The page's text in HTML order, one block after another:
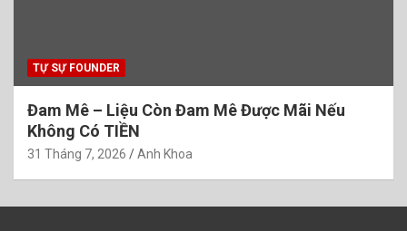
TỰ SỰ FOUNDER
Đam Mê – Liệu Còn Đam Mê Được Mãi Nếu
Không Có TIỀN
31 Tháng 7, 2026 Anh Khoa